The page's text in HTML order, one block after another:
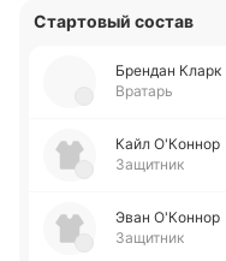
Стартовый состав
Бре­ндан Кларк
Вратарь
Кайл О'Ко­ннор
Защитник
Эван О'Ко­ннор
Защитник